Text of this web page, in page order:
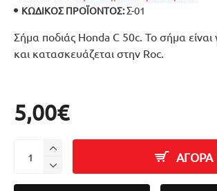
Σήμα ποδιάς Honda C 50c. Το σήμα είναι
και κατασκευάζεται στην Roc.
ΚΩΔΙΚΌΣ ΠΡΟΪΌΝΤΟΣ:Σ-01
5,00€
ΑΓΟΡΑ